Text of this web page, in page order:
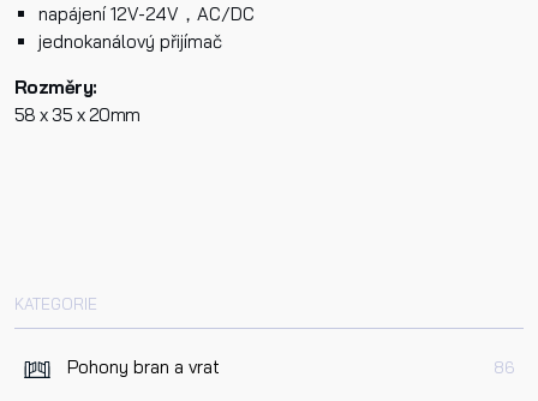
KATEGORIE
Pohony bran a vrat 86
napájení 12V-24V，AC/DC
jednokanálový přijímač
Rozměry:
58 x 35 x 20mm
Telefon